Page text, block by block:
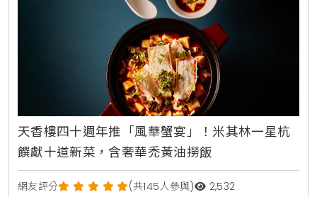
天香樓四十週年推「風華蟹宴」！米其林一星杭
饌獻十道新菜，含奢華禿黃油撈飯
網友評分 (共145人參與) 2,532